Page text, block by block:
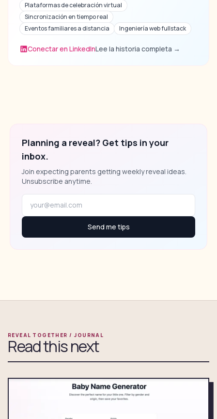
Plataformas de celebración virtual
Sincronización en tiempo real
Eventos familiares a distancia
Ingeniería web fullstack
Conectar en LinkedInLee la historia completa →
Planning a reveal? Get tips in your
inbox.
Join expecting parents getting weekly reveal ideas.
Unsubscribe anytime.
Send me tips
REVEAL TOGETHER / JOURNAL
Read this next